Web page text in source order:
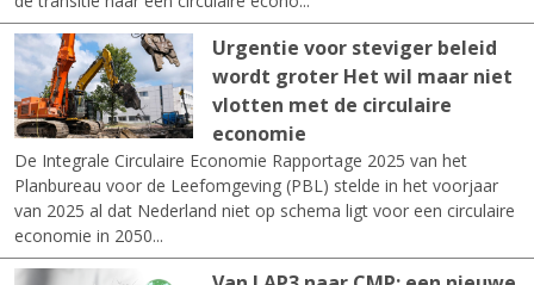
Urgentie voor steviger beleid
wordt groter Het wil maar niet
vlotten met de circulaire
economie
De Integrale Circulaire Economie Rapportage 2025 van het
Planbureau voor de Leefomgeving (PBL) stelde in het voorjaar
van 2025 al dat Nederland niet op schema ligt voor een circulaire
economie in 2050...